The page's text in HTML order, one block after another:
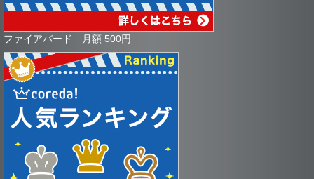
ファイアバード 月額 500円